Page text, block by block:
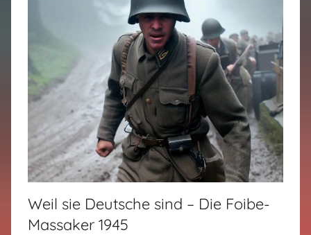
Weil sie Deutsche sind – Die Foibe-
Massaker 1945